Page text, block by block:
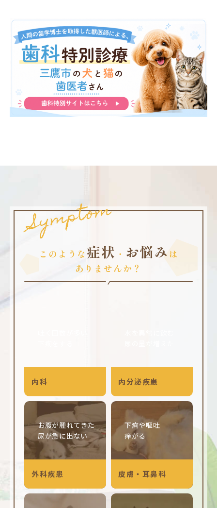
Symptom
このような 症状 ・ お悩み は
ありませんか？
内科 内分泌疾患
お腹が腫れてきた
尿が急に出ない
外科疾患
下痢や嘔吐
痒がる
皮膚・耳鼻科